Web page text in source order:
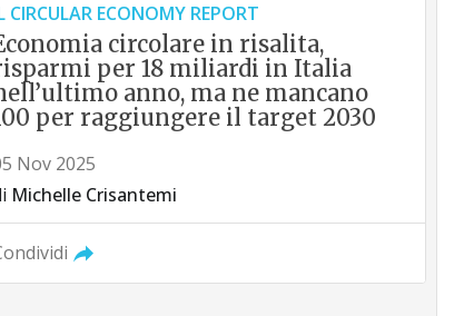
CIRCULAR ECONOMY REPORT
circolare in risalita,
per 18 miliardi in Italia
anno, ma ne mancano
per raggiungere il target 2030
Nov 2025
Michelle Crisantemi